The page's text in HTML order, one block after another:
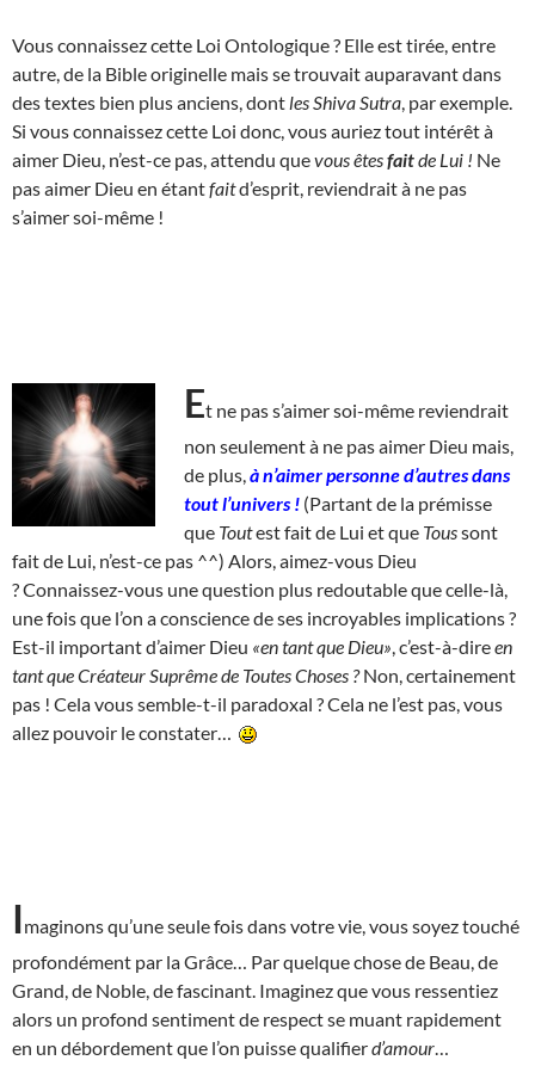
Vous connaissez cette Loi Ontologique ? Elle est tirée, entre
autre, de la Bible originelle mais se trouvait auparavant dans
des textes bien plus anciens, dont les Shiva Sutra , par exemple.
Si vous connaissez cette Loi donc, vous auriez tout intérêt à
aimer Dieu, n’est-ce pas, attendu quevous êtesfaitde Lui ! Ne
pas aimer Dieu en étantfaitd’esprit, reviendrait à ne pas
s’aimer soi-même !
Et ne pas s’aimer soi-même reviendrait
non seulement à ne pas aimer Dieu mais,
de plus, à n’aimer personne d’autres dans
tout l’univers ! (Partant de la prémisse
que Toutest fait de Lui et que Toussont
fait de Lui, n’est-ce pas ^^) Alors, aimez-vous Dieu
? Connaissez-vous une question plus redoutable que celle-là,
une fois que l’on a conscience de ses incroyables implications ?
Est-il important d’aimer Dieu «en tant que Dieu» , c’est-à-direen
tant que Créateur Suprême de Toutes Choses ?Non, certainement
pas ! Cela vous semble-t-il paradoxal ? Cela ne l’est pas, vous
allez pouvoir le constater…
Imaginons qu’une seule fois dans votre vie, vous soyez touché
profondément par la Grâce… Par quelque chose de Beau, de
Grand, de Noble, de fascinant. Imaginez que vous ressentiez
alors un profond sentiment de respect se muant rapidement
en un débordement que l’on puisse qualifierd’amour